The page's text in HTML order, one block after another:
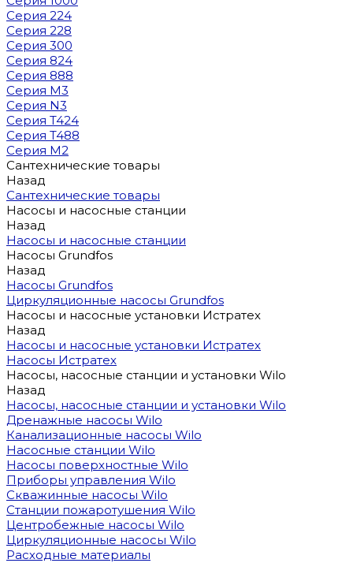
Серия 224
Серия 228
Серия 300
Серия 824
Серия 888
Серия M3
Серия N3
Серия T424
Серия T488
Серия М2
Сантехнические товары
Назад
Сантехнические товары
Насосы и насосные станции
Назад
Насосы и насосные станции
Насосы Grundfos
Назад
Насосы Grundfos
Циркуляционные насосы Grundfos
Насосы и насосные установки Истратех
Назад
Насосы и насосные установки Истратех
Насосы Истратех
Насосы, насосные станции и установки Wilo
Назад
Насосы, насосные станции и установки Wilo
Дренажные насосы Wilo
Канализационные насосы Wilo
Насосные станции Wilo
Насосы поверхностные Wilo
Приборы управления Wilo
Скважинные насосы Wilo
Станции пожаротушения Wilo
Центробежные насосы Wilo
Циркуляционные насосы Wilo
Расходные материалы